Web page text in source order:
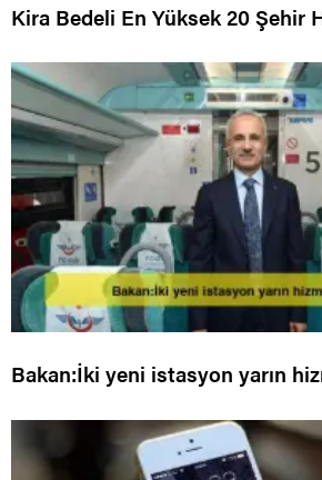
Kira Bedeli En Yüksek 20 Şehir
Bakan:İki yeni istasyon yarın